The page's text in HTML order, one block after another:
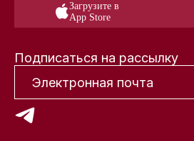
Загрузите в
App Store
Подписаться на рассылку